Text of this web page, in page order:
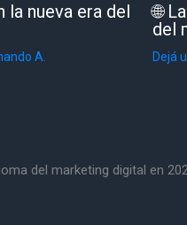
nueva era del
A.
🌐
del
Dejá
del marketing digital en